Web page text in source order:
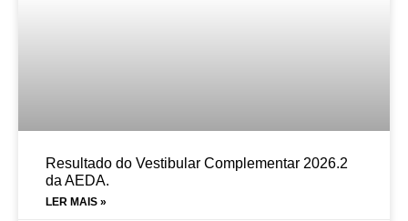
Resultado do Vestibular Complementar 2026.2
da AEDA.
LER MAIS »